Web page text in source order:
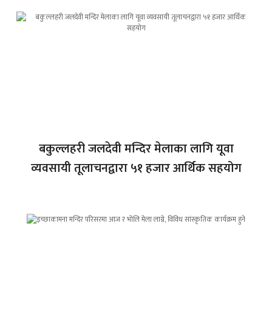
बकुल्लहरी जलदेवी मन्दिर मेलाका लागि यूवा
व्यवसायी तूलाचनद्वारा ५१ हजार आर्थिक सहयोग